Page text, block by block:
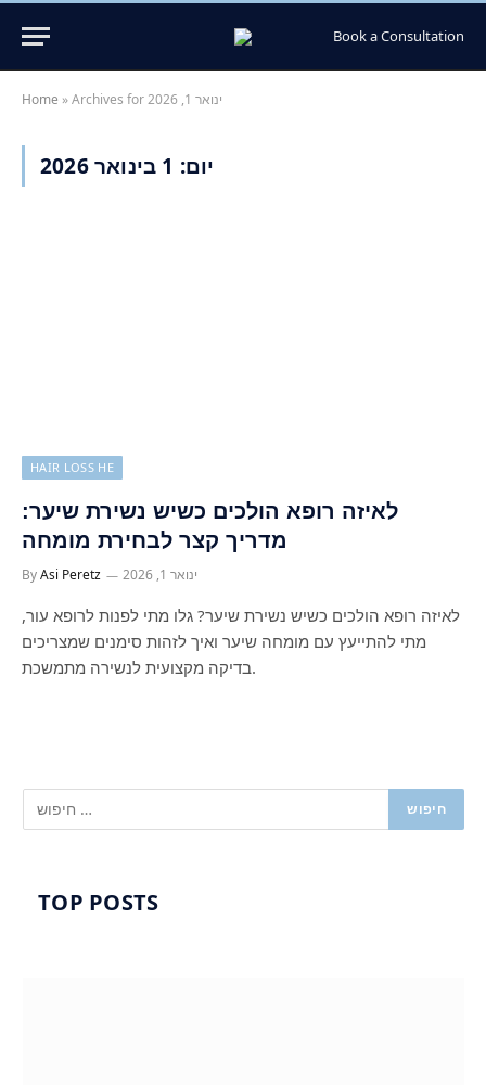
Book a Consultation
Home » Archives for ינואר 1, 2026
יום: 1 בינואר 2026
HAIR LOSS HE
לאיזה רופא הולכים כשיש נשירת שיער:
מדריך קצר לבחירת מומחה
ByAsi Peretz ינואר 1, 2026
לאיזה רופא הולכים כשיש נשירת שיער? גלו מתי לפנות לרופא עור,
מתי להתייעץ עם מומחה שיער ואיך לזהות סימנים שמצריכים
בדיקה מקצועית לנשירה מתמשכת.
TOP POSTS